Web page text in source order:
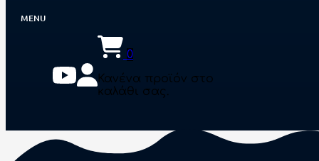
0
Κανένα προϊόν στο
καλάθι σας.